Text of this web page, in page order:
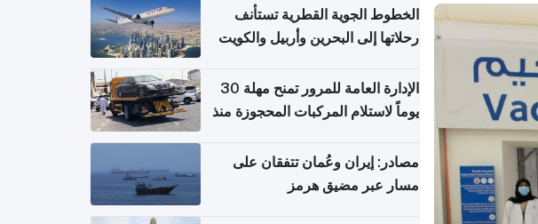
الخطوط الجوية القطرية تستأنف
رحلاتها إلى البحرين وأربيل والكويت
الإدارة العامة للمرور تمنح مهلة 30
يوماً لاستلام المركبات المحجوزة منذ
مصادر: إيران وعُمان تتفقان على
مسار عبر مضيق هرمز